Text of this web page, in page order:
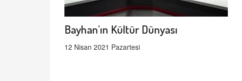
Bayhan'ın Kültür Dünyası
12 Nisan 2021 Pazartesi